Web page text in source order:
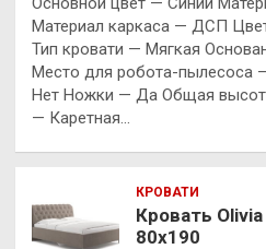
Материал каркаса — ДСП
Тип кровати — Мягкая
Место для робота-пылесоса
Нет Ножки — Да Общая
— Каретная…
КРОВАТИ
Кровать
80х190